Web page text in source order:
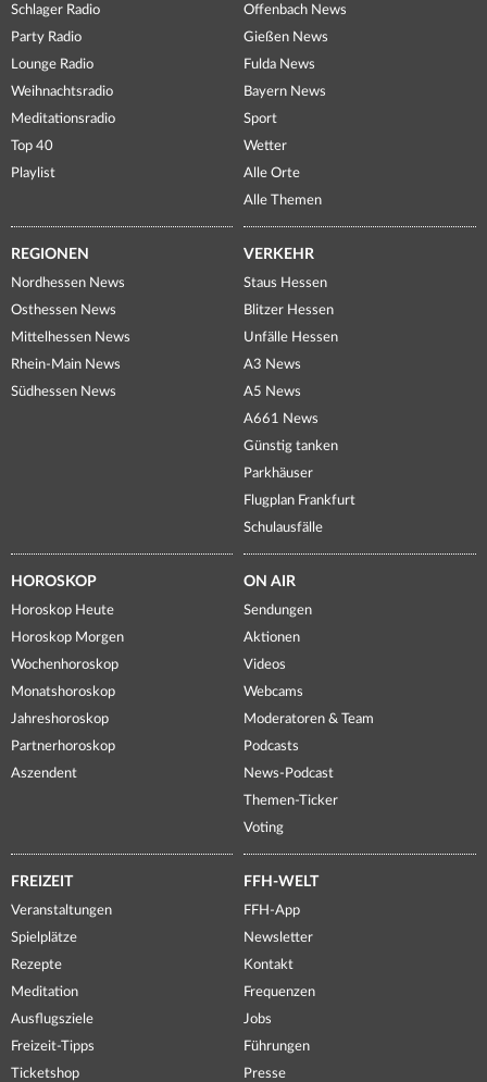
Schlager Radio
Party Radio
Lounge Radio
Weihnachtsradio
Meditationsradio
Top 40
Playlist
Offenbach News
Gießen News
Fulda News
Bayern News
Sport
Wetter
Alle Orte
Alle Themen
REGIONEN
Nordhessen News
Osthessen News
Mittelhessen News
Rhein-Main News
Südhessen News
VERKEHR
Staus Hessen
Blitzer Hessen
Unfälle Hessen
A3 News
A5 News
A661 News
Günstig tanken
Parkhäuser
Flugplan Frankfurt
Schulausfälle
HOROSKOP
Horoskop Heute
Horoskop Morgen
Wochenhoroskop
Monatshoroskop
Jahreshoroskop
Partnerhoroskop
Aszendent
ON AIR
Sendungen
Aktionen
Videos
Webcams
Moderatoren & Team
Podcasts
News-Podcast
Themen-Ticker
Voting
FREIZEIT
Veranstaltungen
Spielplätze
Rezepte
Meditation
Ausflugsziele
Freizeit-Tipps
Ticketshop
FFH-WELT
FFH-App
Newsletter
Kontakt
Frequenzen
Jobs
Führungen
Presse